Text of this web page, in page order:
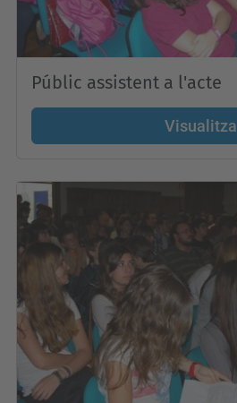
Públic assistent a l'acte
Visualitza